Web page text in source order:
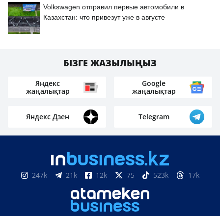
Volkswagen отправил первые автомобили в
Казахстан: что привезут уже в августе
БІЗГЕ ЖАЗЫЛЫҢЫЗ
Яндекс
жаңалықтар
Google
жаңалықтар
Яндекс Дзен Telegram
247k 21k 12k 75 523k 17k